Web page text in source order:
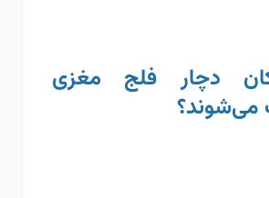
دچار فلج مغزی
می‌شوند؟